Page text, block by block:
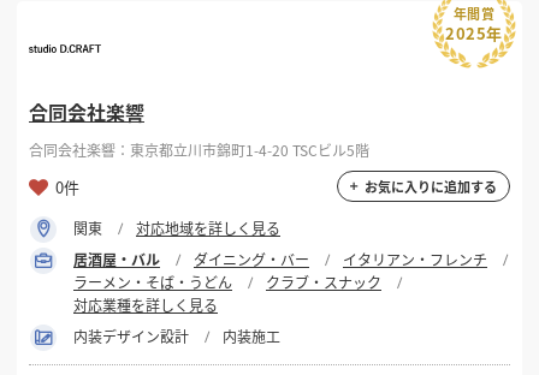
合同会社楽響
合同会社楽響：東京都立川市錦町1-4-20 TSCビル5階
0件 お気に入りに追加する
年間賞
2025年
関東
対応地域を詳しく見る
居酒屋・バル
ダイニング・バー
イタリアン・フレンチ
ラーメン・そば・うどん
クラブ・スナック
対応業種を詳しく見る
内装デザイン設計
内装施工